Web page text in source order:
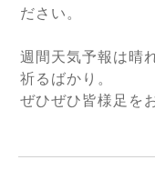
ださい。
週間天気予報は晴
祈るばかり。
ぜひぜひ皆様足を